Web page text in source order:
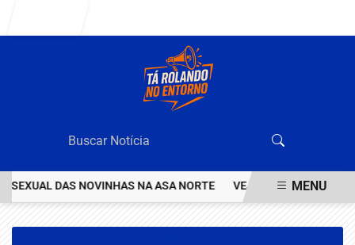
DAS NOVINHAS NA ASA NORTE VEJA QUEM ÉO VALENTÃO
MENU